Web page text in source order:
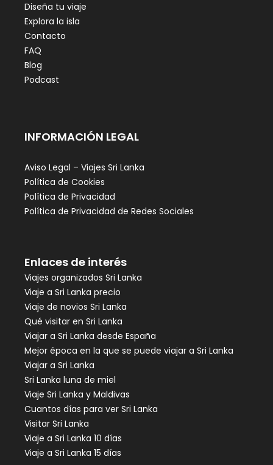
Diseña tu viaje
Explora la isla
Contacto
FAQ
Blog
Podcast
INFORMACIÓN LEGAL
Aviso Legal – Viajes Sri Lanka
Política de Cookies
Política de Privacidad
Política de Privacidad de Redes Sociales
Enlaces de interés
Viajes organizados Sri Lanka
Viaje a Sri Lanka precio
Viaje de novios Sri Lanka
Qué visitar en Sri Lanka
Viajar a Sri Lanka desde España
Mejor época en la que se puede viajar a Sri Lanka
Viajar a Sri Lanka
Sri Lanka luna de miel
Viaje Sri Lanka y Maldivas
Cuantos días para ver Sri Lanka
Visitar Sri Lanka
Viaje a Sri Lanka 10 días
Viaje a Sri Lanka 15 días